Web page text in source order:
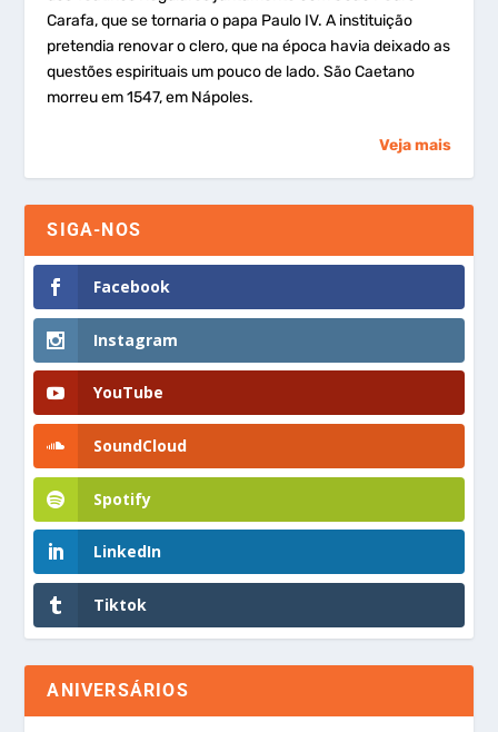
Carafa, que se tornaria o papa Paulo IV. A instituição
pretendia renovar o clero, que na época havia deixado as
questões espirituais um pouco de lado. São Caetano
morreu em 1547, em Nápoles.
Veja mais
SIGA-NOS
Facebook
Instagram
YouTube
SoundCloud
Spotify
LinkedIn
Tiktok
ANIVERSÁRIOS